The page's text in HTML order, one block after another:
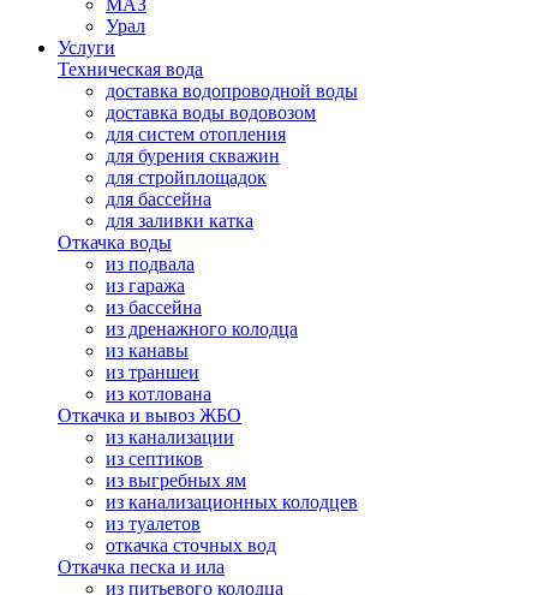
Урал
Услуги
Техническая вода
доставка водопроводной воды
доставка воды водовозом
для систем отопления
для бурения скважин
для стройплощадок
для бассейна
для заливки катка
Откачка воды
из подвала
из гаража
из бассейна
из дренажного колодца
из канавы
из траншеи
из котлована
Откачка и вывоз ЖБО
из канализации
из септиков
из выгребных ям
из канализационных колодцев
из туалетов
откачка сточных вод
Откачка песка и ила
из питьевого колодца